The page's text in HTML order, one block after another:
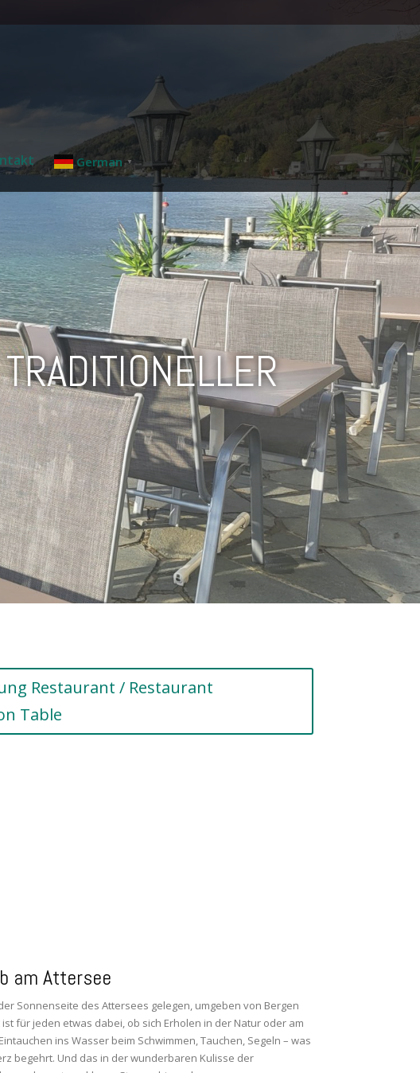
German ▼
Restaurant / Restaurant
Table
am Attersee
Sonnenseite des Attersees gelegen, umgeben von Bergen
für jeden etwas dabei, ob sich Erholen in der Natur oder am
ins Wasser beim Schwimmen, Tauchen, Segeln – was
begehrt. Und das in der wunderbaren Kulisse der